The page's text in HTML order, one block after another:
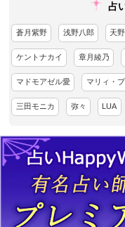
占
蒼月紫野 浅野八郎 天
ケントナカイ 章月綾乃
マドモアゼル愛 マリィ・
三田モニカ 弥々 LUA